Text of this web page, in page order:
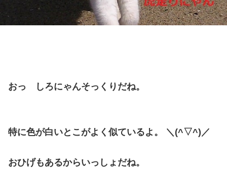
おっ しろにゃんそっくりだね。
特に色が白いとこがよく似ているよ。 ＼(^▽^)／
おひげもあるからいっしょだね。